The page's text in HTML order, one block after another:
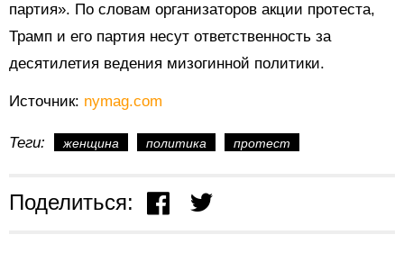
партия». По словам организаторов акции протеста,
Трамп и его партия несут ответственность за
десятилетия ведения мизогинной политики.
Источник: nymag.com
Теги: женщина политика протест
Поделиться: